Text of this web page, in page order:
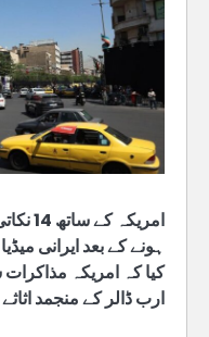
ہونے کے بعد ایرانی
ارب ڈالر کے منجمد